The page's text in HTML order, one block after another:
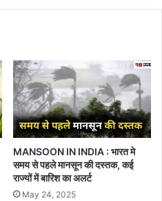
MANSOON IN INDIA : भारत मे
समय से पहले मानसून की दस्तक, कई
राज्यों में बारिश का अलर्ट
May 24, 2025